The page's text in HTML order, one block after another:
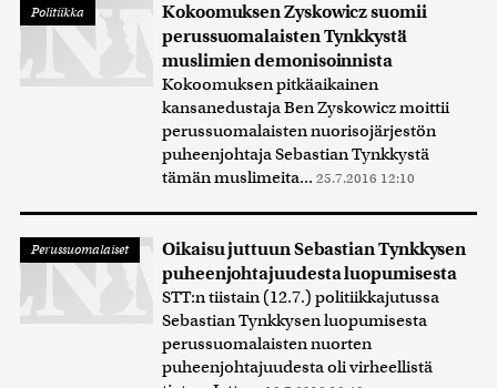
Politiikka
Kokoomuksen Zyskowicz suomii
perussuomalaisten Tynkkystä
muslimien demonisoinnista
Kokoomuksen pitkäaikainen
kansanedustaja Ben Zyskowicz moittii
perussuomalaisten nuorisojärjestön
puheenjohtaja Sebastian Tynkkystä
tämän muslimeita... 25.7.2016 12:10
Perussuomalaiset
Oikaisu juttuun Sebastian Tynkkysen
puheenjohtajuudesta luopumisesta
STT:n tiistain (12.7.) politiikkajutussa
Sebastian Tynkkysen luopumisesta
perussuomalaisten nuorten
puheenjohtajuudesta oli virheellistä